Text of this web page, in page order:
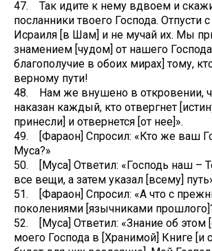
47. Так идите к нему вдвоем и
посланники твоего Господа. Отпусти
Исраиля [в Шам] и не мучай их. Мы
знамением [чудом] от нашего
благополучие в обоих мирах] тому,
верному пути!
48. Нам же внушено в откровении,
наказан каждый, кто отвергнет
принесли] и отвернется [от нее]».
49. [Фараон] Спросил: «Кто же ваш
Муса?»
50. [Муса] Ответил: «Господь наш –
все вещи, а затем указал [всему]
51. [Фараон] Спросил: «А что с
поколениями [язычниками
52. [Муса] Ответил: «Знание об этом
моего Господа в [Хранимой] Книге [и